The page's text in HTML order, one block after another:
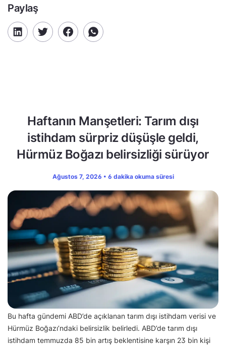
Paylaş
Haftanın Manşetleri: Tarım dışı
istihdam sürpriz düşüşle geldi,
Hürmüz Boğazı belirsizliği sürüyor
Ağustos 7, 2026 • 6 dakika okuma süresi
Bu hafta gündemi ABD’de açıklanan tarım dışı istihdam verisi ve
Hürmüz Boğazı’ndaki belirsizlik belirledi. ABD’de tarım dışı
istihdam temmuzda 85 bin artış beklentisine karşın 23 bin kişi